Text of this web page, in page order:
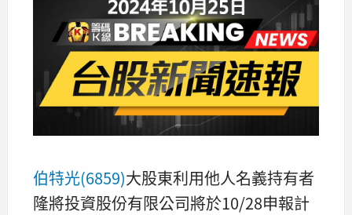
伯特光(6859)大股東利用他人名義持有者
隆將投資股份有限公司將於10/28申報計